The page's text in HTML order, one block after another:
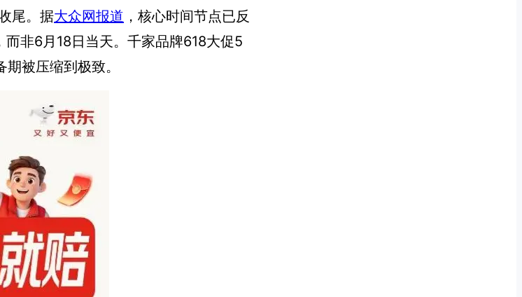
尾。据大众网报道 ，核心时间节点已反
非6月18日当天。千家品牌618大促5
被压缩到极致。